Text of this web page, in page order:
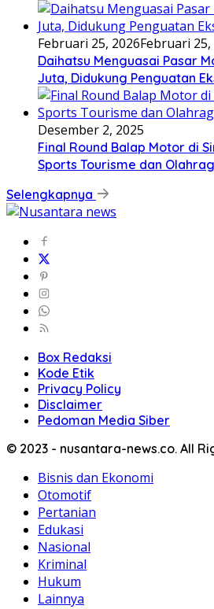
Februari 25, 2026Februari 25,
Daihatsu Menguasai Pasar
Juta, Didukung Penguatan
Desember 2, 2025
Final Round Balap Motor di
Sports Tourisme dan
Selengkapnya
Box Redaksi
Kode Etik
Privacy Policy
Disclaimer
Pedoman Media Siber
© 2023 - nusantara-news.co. All
Bisnis dan Ekonomi
Otomotif
Pertanian
Edukasi
Nasional
Kriminal
Hukum
Lainnya